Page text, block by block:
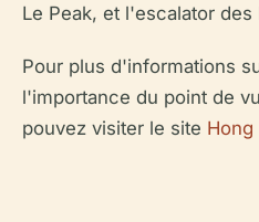
Le Peak, et l'escalator
Pour plus d'informations
l'importance du point de
pouvez visiter le site Hong